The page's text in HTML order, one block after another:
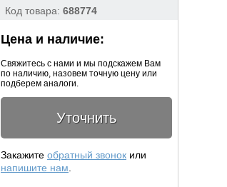
Код товара: 688774
Цена и наличие:
Свяжитесь с нами и мы подскажем Вам
по наличию, назовем точную цену или
подберем аналоги.
Уточнить
Закажите обратный звонок или
напишите нам.